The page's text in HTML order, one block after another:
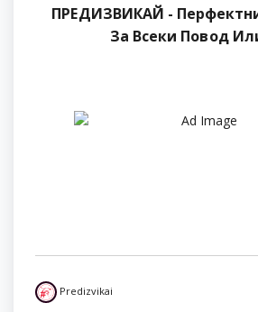
ПРЕДИЗВИКАЙ -
За Всеки Повод
Predizvikai